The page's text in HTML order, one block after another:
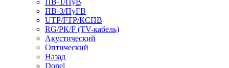
ПВ-3/ПуГВ
UTP/FTP/КСПВ
RG/РК/F (TV-кабель)
Акустический
Оптический
Назад
Donel